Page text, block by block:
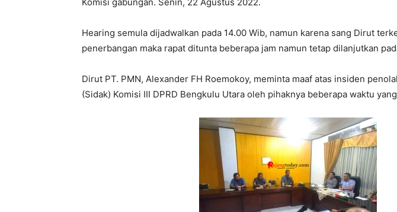
Hearing semula dijadwalkan pada 14.00 Wib, namun karena sang Dirut
penerbangan maka rapat ditunta beberapa jam namun tetap dilanjutkan
Dirut PT. PMN, Alexander FH Roemokoy, meminta maaf atas insiden
(Sidak) Komisi III DPRD Bengkulu Utara oleh pihaknya beberapa waktu